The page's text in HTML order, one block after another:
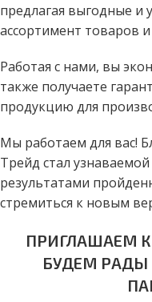
предлагая выгодные и
ассортимент товаров
Работая с нами, вы
также получаете
продукцию для
Мы работаем для вас!
Трейд стал
результатами
стремиться к новым
ПРИГЛАШАЕМ
БУДЕМ